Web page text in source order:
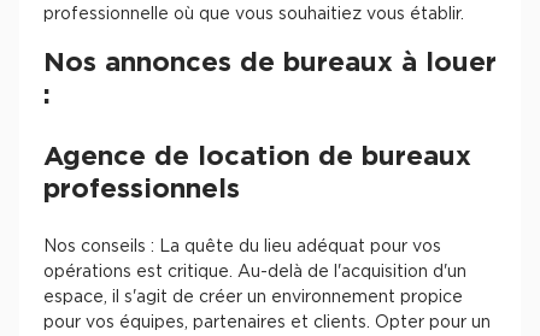
professionnelle où que vous souhaitiez vous établir.
Nos annonces de bureaux à louer
:
Agence de location de bureaux
professionnels
Nos conseils : La quête du lieu adéquat pour vos
opérations est critique. Au-delà de l'acquisition d'un
espace, il s'agit de créer un environnement propice
pour vos équipes, partenaires et clients. Opter pour un